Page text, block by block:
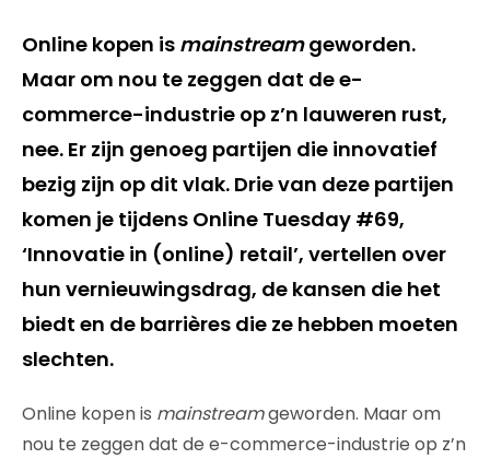
Online kopen is mainstreamgeworden.
Maar om nou te zeggen dat de e-
commerce-industrie op z’n lauweren rust,
nee. Er zijn genoeg partijen die innovatief
bezig zijn op dit vlak. Drie van deze partijen
komen je tijdens Online Tuesday #69,
‘Innovatie in (online) retail’, vertellen over
hun vernieuwingsdrag, de kansen die het
biedt en de barrières die ze hebben moeten
slechten.
Online kopen is mainstreamgeworden. Maar om
nou te zeggen dat de e-commerce-industrie op z’n